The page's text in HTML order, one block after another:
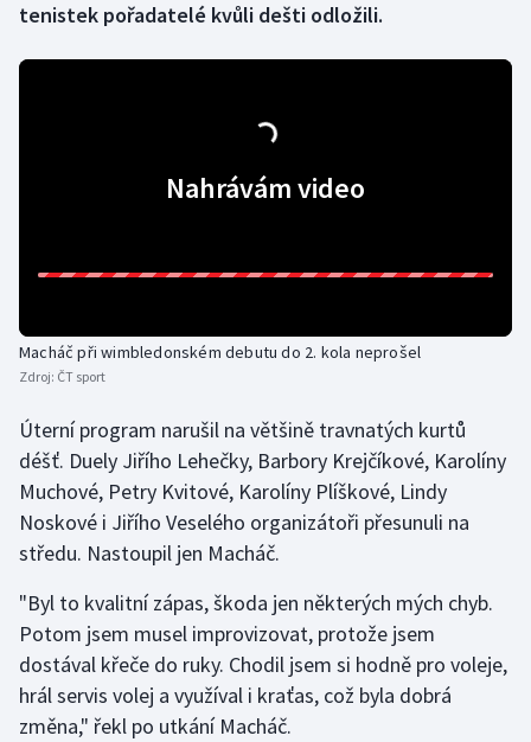
Judo
Krasobruslení
Lezení
Lyže a snowboard
Moderní pětiboj
Motorsport
Olympijské hry
tenistek pořadatelé kvůli dešti odložili.
Nahrávám video
Macháč při wimbledonském debutu do 2. kola neprošel
Zdroj: ČT sport
Úterní program narušil na většině travnatých kurtů
déšť. Duely Jiřího Lehečky, Barbory Krejčíkové, Karolíny
Muchové, Petry Kvitové, Karolíny Plíškové, Lindy
Noskové i Jiřího Veselého organizátoři přesunuli na
středu. Nastoupil jen Macháč.
"Byl to kvalitní zápas, škoda jen některých mých chyb.
Potom jsem musel improvizovat, protože jsem
dostával křeče do ruky. Chodil jsem si hodně pro voleje,
hrál servis volej a využíval i kraťas, což byla dobrá
změna," řekl po utkání Macháč.